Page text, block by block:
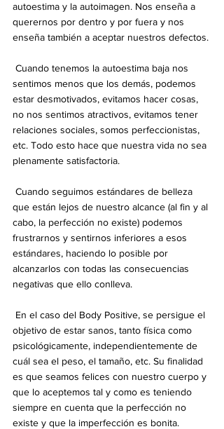
autoestima y la autoimagen. Nos enseña a
querernos por dentro y por fuera y nos
enseña también a aceptar nuestros defectos.
sentimos menos que los demás, podemos
estar desmotivados, evitamos hacer cosas,
no nos sentimos atractivos, evitamos tener
relaciones sociales, somos perfeccionistas,
etc. Todo esto hace que nuestra vida no sea
plenamente satisfactoria.
que están lejos de nuestro alcance (al fin y al
cabo, la perfección no existe) podemos
frustrarnos y sentirnos inferiores a esos
estándares, haciendo lo posible por
alcanzarlos con todas las consecuencias
negativas que ello conlleva.
objetivo de estar sanos, tanto física como
psicológicamente, independientemente de
cuál sea el peso, el tamaño, etc. Su finalidad
es que seamos felices con nuestro cuerpo y
que lo aceptemos tal y como es teniendo
siempre en cuenta que la perfección no
existe y que la imperfección es bonita.